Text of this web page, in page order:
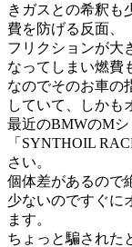
きガスとの希釈も
費を防げる反面、
フリクションが大
なってしまい燃費
なのでそのお車の
していて、しかも
最近のBMWのM
「SYNTHOIL
さい。
個体差があるので
少ないのですぐに
ます。
ちょっと騙された